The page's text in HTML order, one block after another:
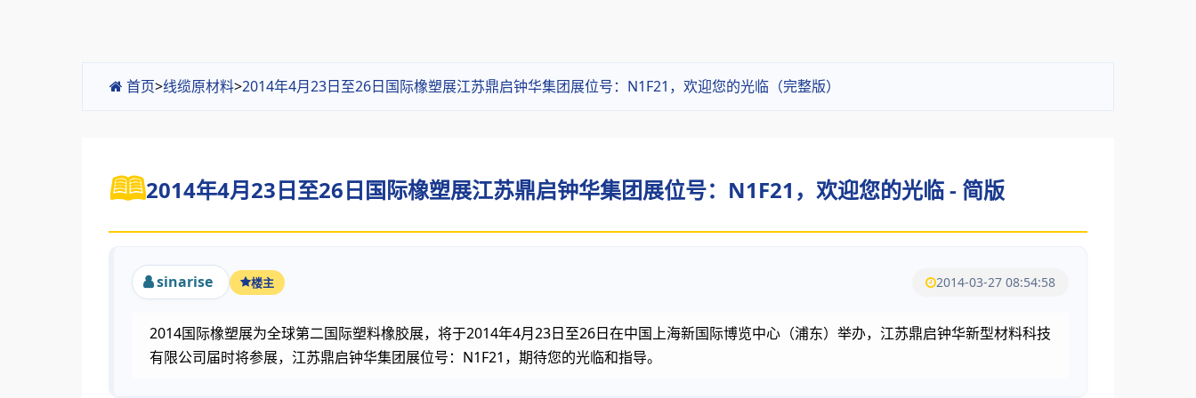
首页>线缆原材料>2014年4月23日至26日国际橡塑展江苏鼎启钟华集团展位号：N1F21，欢迎您的光临（完整版）
2014年4月23日至26日国际橡塑展江苏鼎启钟华集团展位号：N1F21，欢迎您的光临 - 简版
sinarise 楼主 2014-03-27 08:54:58
2014国际橡塑展为全球第二国际塑料橡胶展，将于2014年4月23日至26日在中国上海新国际博览中心（浦东）举办，江苏鼎启钟华新型材料科技
有限公司届时将参展，江苏鼎启钟华集团展位号：N1F21，期待您的光临和指导。